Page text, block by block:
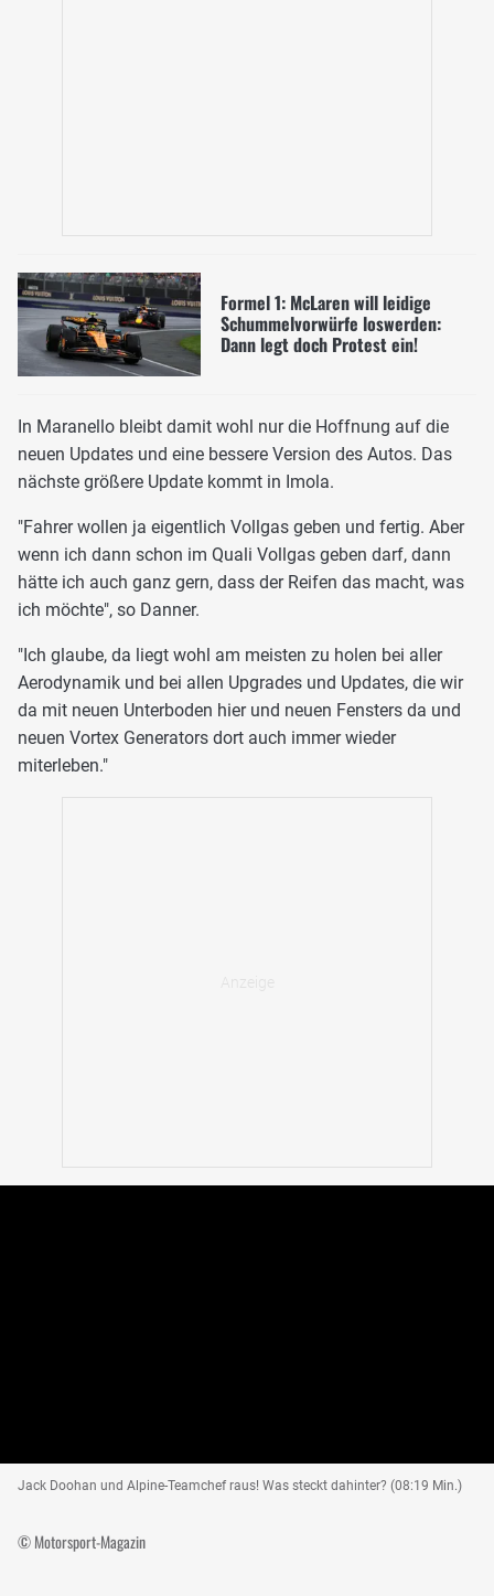
Formel 1: McLaren will leidige
Schummelvorwürfe loswerden:
Dann legt doch Protest ein!
In Maranello bleibt damit wohl nur die Hoffnung auf die
neuen Updates und eine bessere Version des Autos. Das
nächste größere Update kommt in Imola.
"Fahrer wollen ja eigentlich Vollgas geben und fertig. Aber
wenn ich dann schon im Quali Vollgas geben darf, dann
hätte ich auch ganz gern, dass der Reifen das macht, was
ich möchte", so Danner.
"Ich glaube, da liegt wohl am meisten zu holen bei aller
Aerodynamik und bei allen Upgrades und Updates, die wir
da mit neuen Unterboden hier und neuen Fensters da und
neuen Vortex Generators dort auch immer wieder
miterleben."
Jack Doohan und Alpine-Teamchef raus! Was steckt dahinter? (08:19 Min.)
© Motorsport-Magazin